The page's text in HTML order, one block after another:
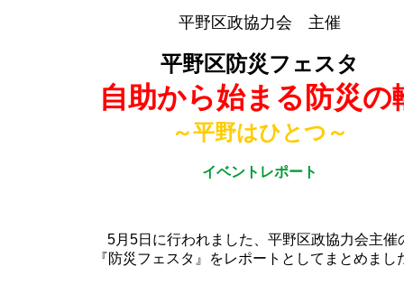
平野区政協力会 主催
平野区防災フェスタ
自助から始まる防災の
～平野はひとつ～
イベントレポート
5月5日に行われました、平野区政協力会主催
『防災フェスタ』をレポートとしてまとめまし